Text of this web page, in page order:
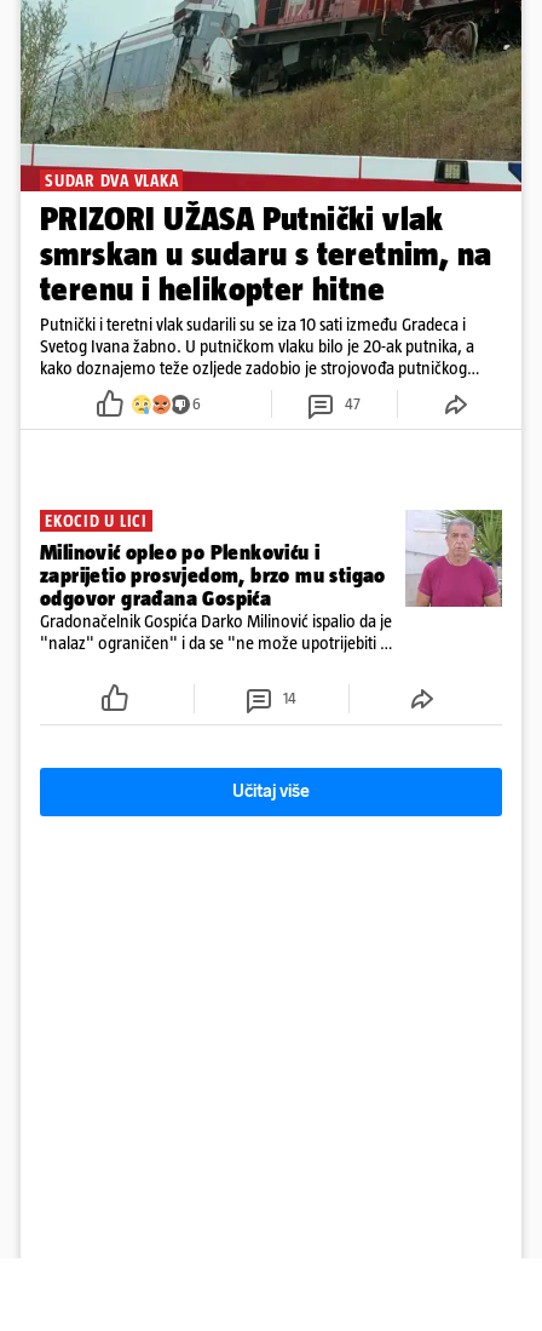
SUDAR DVA VLAKA
PRIZORI UŽASA Putnički vlak
smrskan u sudaru s teretnim, na
terenu i helikopter hitne
Putnički i teretni vlak sudarili su se iza 10 sati između Gradeca i
Svetog Ivana žabno. U putničkom vlaku bilo je 20-ak putnika, a
kako doznajemo teže ozljede zadobio je strojovođa putničkog
vlaka. Zatvoren je promet, a fotoreporteri Prigorskog objavili su
prve snimke s mjesta sudara
6 47
EKOCID U LICI
Milinović opleo po Plenkoviću i
zaprijetio prosvjedom, brzo mu stigao
odgovor građana Gospića
Gradonačelnik Gospića Darko Milinović ispalio da je
"nalaz" ograničen" i da se "ne može upotrijebiti za
ga je naručio Uskok i da je dio spisa
14
Učitaj više